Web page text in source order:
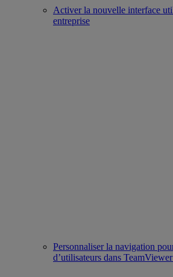
Activer la nouvelle interface
entreprise
Personnaliser la navigation
d’utilisateurs dans